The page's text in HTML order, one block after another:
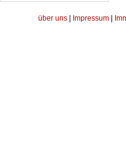
über uns Impressum